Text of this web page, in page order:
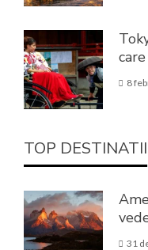
8
TOP DESTINATII
31